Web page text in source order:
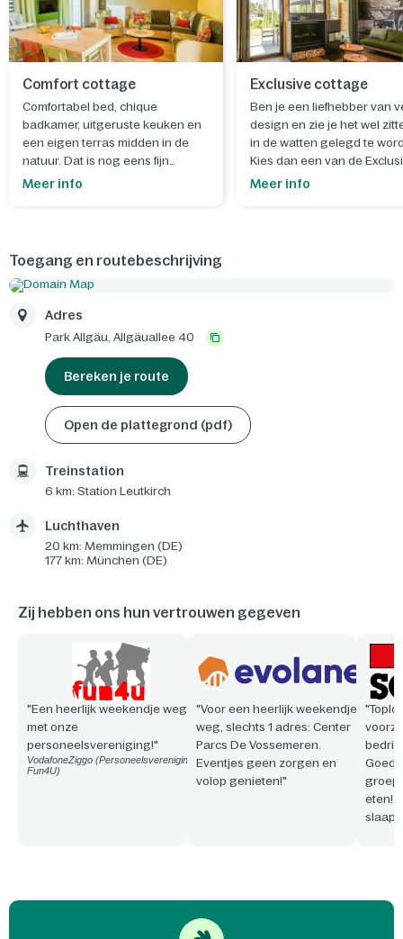
Comfort cottage
Comfortabel bed, chique
badkamer, uitgeruste keuken en
een eigen terras midden in de
natuur. Dat is nog eens fijn
wakker worden.
Meer info
Exclusive cottage
Ben je een liefhebber van
design en zie je het wel
in de watten gelegd te
Kies dan een van de
vakantiehuizen en geniet
Meer info
Toegang en routebeschrijving
Adres
Park Allgäu, Allgäuallee 40
Bereken je route
Open de plattegrond (pdf)
Treinstation
6 km: Station Leutkirch
Luchthaven
20 km: Memmingen (DE)
177 km: München (DE)
Zij hebben ons hun vertrouwen gegeven
"Een heerlijk weekendje weg
met onze
personeelsvereniging!"
VodafoneZiggo (Personeelsvereniging
Fun4U)
"Voor een heerlijk weekendje
weg, slechts 1 adres: Center
Parcs De Vossemeren.
Eventjes geen zorgen en
volop genieten!"
eten!